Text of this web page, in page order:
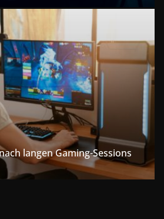
langen Gaming-Sessions